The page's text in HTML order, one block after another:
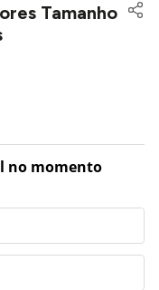
Tamanho
no momento